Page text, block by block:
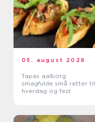
05. august 2026
Tapas aalborg
smagfulde små retter til
hverdag og fest